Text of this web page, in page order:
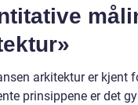
arkitektur er kjent
prinsippene er det